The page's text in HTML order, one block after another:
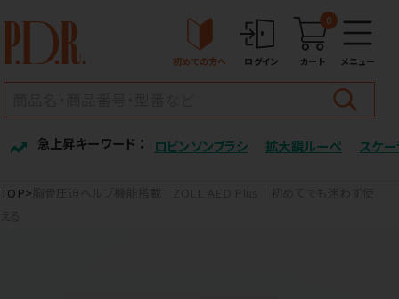
初めての方へ ログイン カート
0
メニュー
急上昇キーワード ： ロビンソンブラシ 拡大鏡ルーペ スケ
TOP